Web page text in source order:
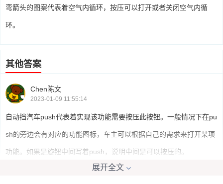
弯箭头的图案代表着空气内循环，按压可以打开或者关闭空气内循
环。
其他答案
Chen陈文
2023-01-09 11:55:14
自动挡汽车push代表着实现该功能需要按压此按钮。一般情况下在pu
sh的旁边会有对应的功能图标，车主可以根据自己的需求来打开某项
功能。如果是旋钮中间写着push，说明中间是可以按压的。
展开全文